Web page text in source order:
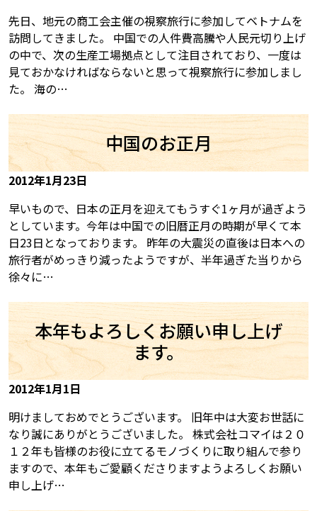
先日、地元の商工会主催の視察旅行に参加してベトナムを
訪問してきました。 中国での人件費高騰や人民元切り上げ
の中で、次の生産工場拠点として注目されており、一度は
見ておかなければならないと思って視察旅行に参加しまし
た。 海の…
中国のお正月
2012年1月23日
早いもので、日本の正月を迎えてもうすぐ1ヶ月が過ぎよう
としています。今年は中国での旧暦正月の時期が早くて本
日23日となっております。 昨年の大震災の直後は日本への
旅行者がめっきり減ったようですが、半年過ぎた当りから
徐々に…
本年もよろしくお願い申し上げ
ます。
2012年1月1日
明けましておめでとうございます。 旧年中は大変お世話に
なり誠にありがとうございました。 株式会社コマイは２０
１２年も皆様のお役に立てるモノづくりに取り組んで参り
ますので、本年もご愛顧くださりますようよろしくお願い
申し上げ…